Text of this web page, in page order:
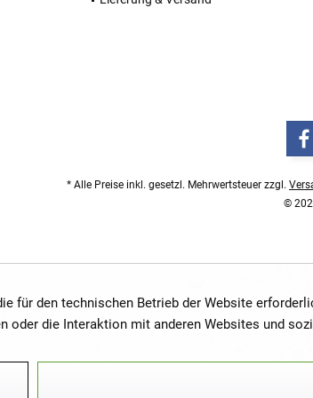
* Alle Preise inkl. gesetzl. Mehrwertsteuer zzgl.
©
für den technischen Betrieb der Website
oder die Interaktion mit anderen Websites und